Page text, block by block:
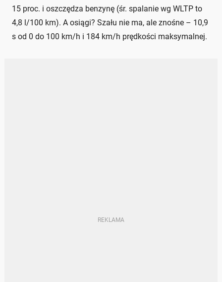
15 proc. i oszczędza benzynę (śr. spalanie wg WLTP to
4,8 l/100 km). A osiągi? Szału nie ma, ale znośne – 10,9
s od 0 do 100 km/h i 184 km/h prędkości maksymalnej.